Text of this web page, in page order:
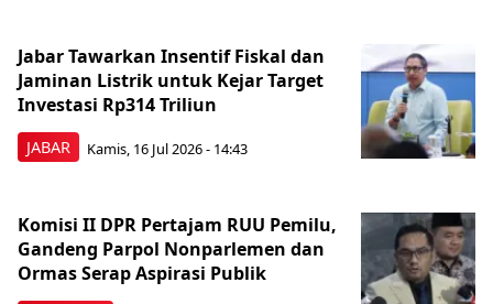
JABAR
Jabar Tawarkan Insentif Fiskal dan
Jaminan Listrik untuk Kejar Target
Investasi Rp314 Triliun
Kamis, 16 Jul 2026 - 14:43
Komisi II DPR Pertajam RUU Pemilu,
Gandeng Parpol Nonparlemen dan
Ormas Serap Aspirasi Publik